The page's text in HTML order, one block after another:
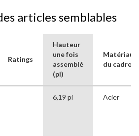
articles semblables
Ratings
Hauteur
une fois
assemblé
(pi)
Matériau
du cadre
6,19 pi Acier